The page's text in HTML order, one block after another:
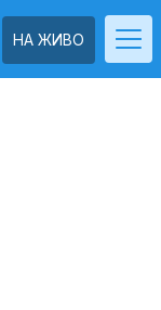
НА ЖИВО